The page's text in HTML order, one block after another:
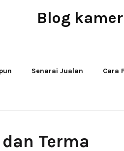
Blog
Senarai Jualan Cara
Terma